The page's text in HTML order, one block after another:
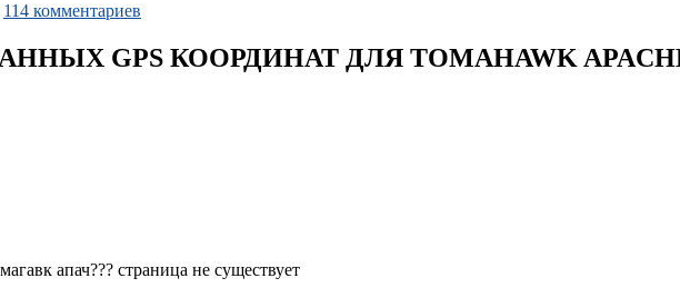
114 комментариев
GPS КООРДИНАТ ДЛЯ TOMAHAWK APACHE
апач??? страница не существует